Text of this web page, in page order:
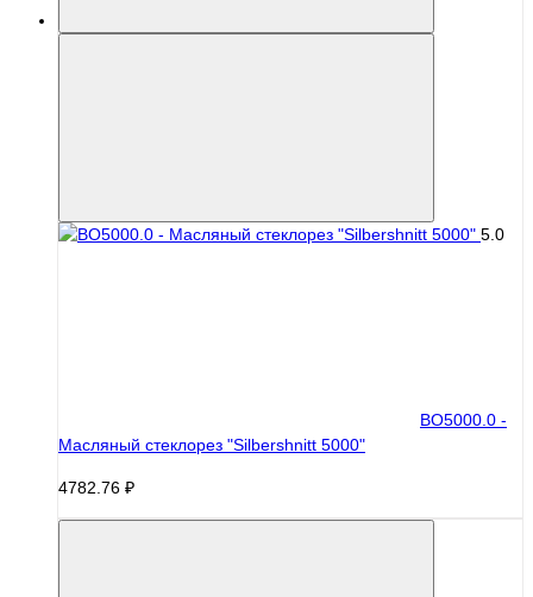
5.0
BO5000.0 -
Масляный стеклорез "Silbershnitt 5000"
4782.76 ₽